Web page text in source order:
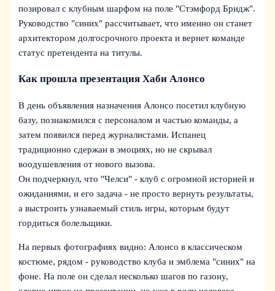
позировал с клубным шарфом на поле "Стэмфорд Бридж".
Руководство "синих" рассчитывает, что именно он станет
архитектором долгосрочного проекта и вернет команде
статус претендента на титулы.
Как прошла презентация Хаби Алонсо
В день объявления назначения Алонсо посетил клубную
базу, познакомился с персоналом и частью команды, а
затем появился перед журналистами. Испанец
традиционно сдержан в эмоциях, но не скрывал
воодушевления от нового вызова.
Он подчеркнул, что "Челси" - клуб с огромной историей и
ожиданиями, и его задача - не просто вернуть результаты,
а выстроить узнаваемый стиль игры, которым будут
гордиться болельщики.
На первых фотографиях видно: Алонсо в классическом
костюме, рядом - руководство клуба и эмблема "синих" на
фоне. На поле он сделал несколько шагов по газону,